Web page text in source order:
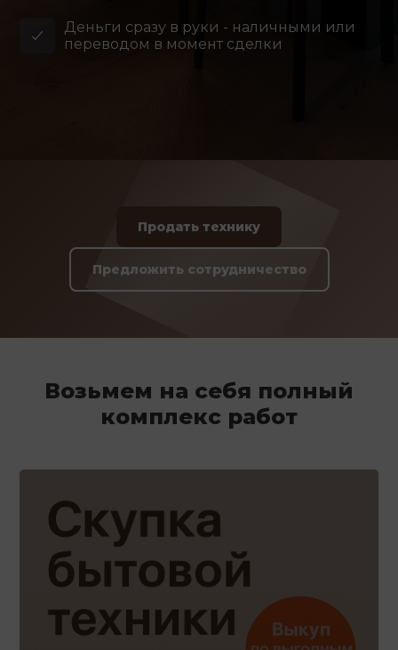
Деньги сразу в руки - наличными или
переводом в момент сделки
Продать технику
Предложить сотрудничество
Возьмем на себя полный
комплекс работ